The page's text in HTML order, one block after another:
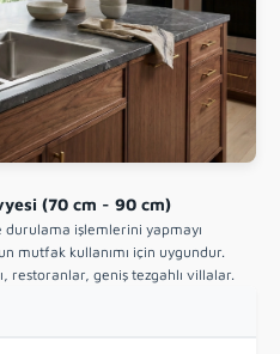
(70 cm - 90 cm)
durulama işlemlerini yapmayı
mutfak kullanımı için uygundur.
restoranlar, geniş tezgahlı villalar.